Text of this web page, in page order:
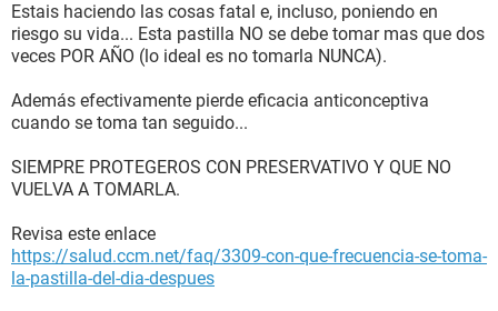
Estais haciendo las cosas fatal e, incluso, poniendo en
riesgo su vida... Esta pastilla NO se debe tomar mas que dos
veces POR AÑO (lo ideal es no tomarla NUNCA).
Además efectivamente pierde eficacia anticonceptiva
cuando se toma tan seguido...
SIEMPRE PROTEGEROS CON PRESERVATIVO Y QUE NO
VUELVA A TOMARLA.
Revisa este enlace
https://salud.ccm.net/faq/3309-con-que-frecuencia-se-toma-
la-pastilla-del-dia-despues